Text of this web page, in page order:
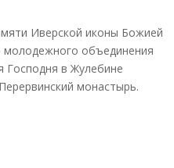
Иверской иконы Божией
молодежного объединения
Господня в Жулебине
монастырь.